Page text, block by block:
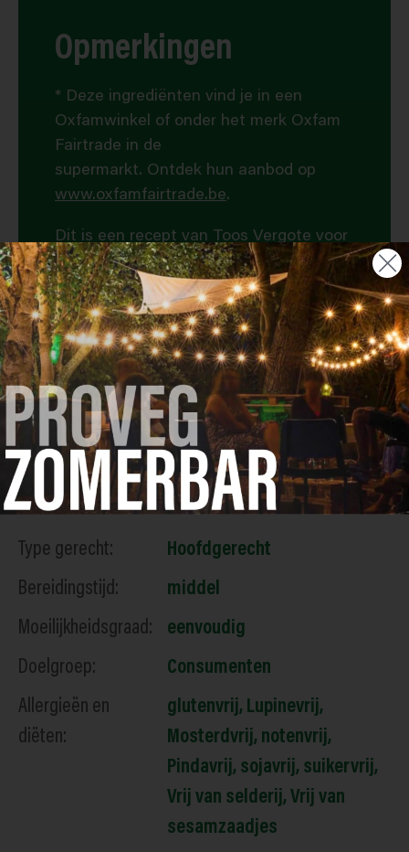
Opmerkingen
* Deze ingrediënten vind je in een
Oxfamwinkel of onder het merk Oxfam
Fairtrade in de
supermarkt. Ontdek hun aanbod op
www.oxfamfairtrade.be.
Dit is een recept van Toos Vergote voor
Oxfam
Labels
Type gerecht:
Hoofdgerecht
Bereidingstijd:
middel
Moeilijkheidsgraad:
eenvoudig
Doelgroep:
Consumenten
Allergieën en
diëten:
glutenvrij, Lupinevrij,
Mosterdvrij, notenvrij,
Pindavrij, sojavrij, suikervrij,
Vrij van selderij, Vrij van
sesamzaadjes